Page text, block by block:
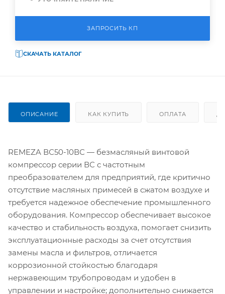
ЗАПРОСИТЬ КП
СКАЧАТЬ КАТАЛОГ
ОПИСАНИЕ КАК КУПИТЬ ОПЛАТА
REMEZA ВС50-10ВС — безмасляный винтовой
компрессор серии ВС с частотным
преобразователем для предприятий, где критично
отсутствие масляных примесей в сжатом воздухе и
требуется надежное обеспечение промышленного
оборудования. Компрессор обеспечивает высокое
качество и стабильность воздуха, помогает снизить
эксплуатационные расходы за счет отсутствия
замены масла и фильтров, отличается
коррозионной стойкостью благодаря
нержавеющим трубопроводам и удобен в
управлении и настройке; дополнительно снижается